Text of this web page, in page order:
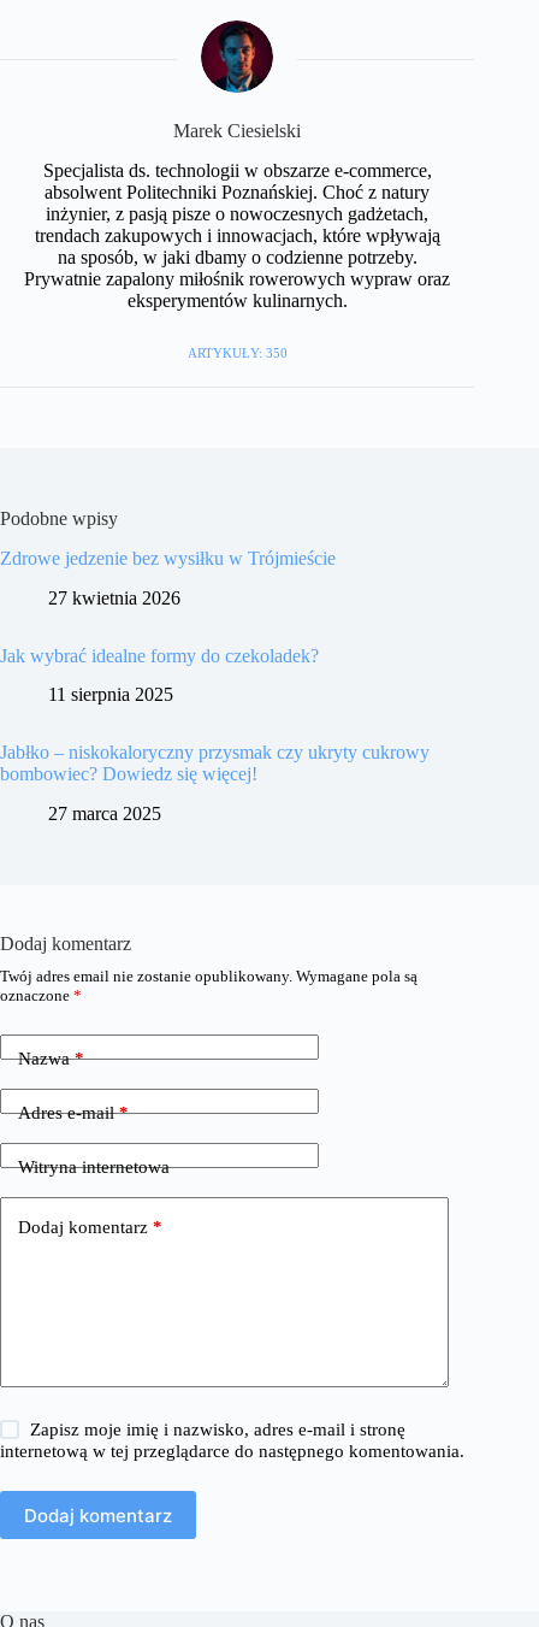
Marek Ciesielski
Specjalista ds. technologii w obszarze e-commerce,
absolwent Politechniki Poznańskiej. Choć z natury
inżynier, z pasją pisze o nowoczesnych gadżetach,
trendach zakupowych i innowacjach, które wpływają
na sposób, w jaki dbamy o codzienne potrzeby.
Prywatnie zapalony miłośnik rowerowych wypraw oraz
eksperymentów kulinarnych.
ARTYKUŁY: 350
Podobne wpisy
Zdrowe jedzenie bez wysiłku w Trójmieście
27 kwietnia 2026
Jak wybrać idealne formy do czekoladek?
11 sierpnia 2025
Jabłko – niskokaloryczny przysmak czy ukryty cukrowy
bombowiec? Dowiedz się więcej!
27 marca 2025
Dodaj komentarz
Twój adres email nie zostanie opublikowany. Wymagane pola są
oznaczone *
Nazwa*
Adres e-mail*
Witryna internetowa
Dodaj komentarz *
Zapisz moje imię i nazwisko, adres e-mail i stronę
internetową w tej przeglądarce do następnego komentowania.
Dodaj komentarz
O nas